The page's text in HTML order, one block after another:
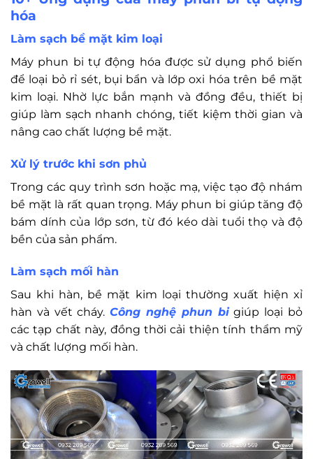
hóa
Làm sạch bề mặt kim loại
Máy phun bi tự động hóa được sử dụng phổ biến
để loại bỏ rỉ sét, bụi bẩn và lớp oxi hóa trên bề mặt
kim loại. Nhờ lực bắn mạnh và đồng đều, thiết bị
giúp làm sạch nhanh chóng, tiết kiệm thời gian và
nâng cao chất lượng bề mặt.
Xử lý trước khi sơn phủ
Trong các quy trình sơn hoặc mạ, việc tạo độ nhám
bề mặt là rất quan trọng. Máy phun bi giúp tăng độ
bám dính của lớp sơn, từ đó kéo dài tuổi thọ và độ
bền của sản phẩm.
Làm sạch mối hàn
Sau khi hàn, bề mặt kim loại thường xuất hiện xỉ
hàn và vết cháy.Công nghệ phun bigiúp loại bỏ
các tạp chất này, đồng thời cải thiện tính thẩm mỹ
và chất lượng mối hàn.